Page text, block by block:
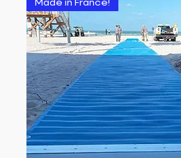
Made in France!